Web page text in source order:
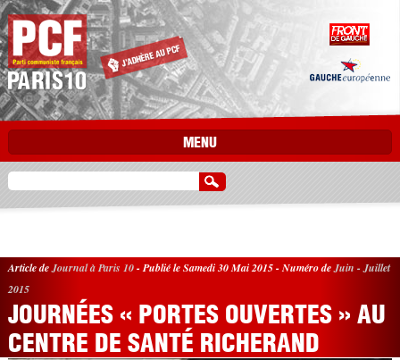
Aller au contenu principal
MENU
Article deJournal à Paris 10-Publié le Samedi 30 Mai 2015-Numéro deJuin - Juillet
2015
JOURNÉES « PORTES OUVERTES » AU
CENTRE DE SANTÉ RICHERAND